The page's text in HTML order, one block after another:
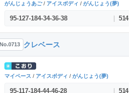
がんじょうあご/ アイスボディ / がんじょう(夢)
95-127-184-34-36-38 514
No.0713 クレベース
マイペース / アイスボディ / がんじょう(夢)
95-117-184-44-46-28 514